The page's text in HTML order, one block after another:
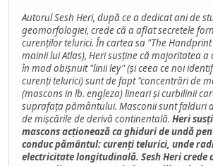
Autorul Sesh Heri, după ce a dedicat ani de
geomorfologiei, crede că a aflat secretele
curenților telurici. În cartea sa "The
mainii lui Atlas), Heri susține că majoritatea a
în mod obișnuit "linii ley" (și ceea ce noi
curenți telurici) sunt de fapt "concentrări de
(mascons in lb. engleza) lineari și curbilinii
suprafața pământului. Masconii sunt falduri
de mișcările de derivă continentală. Heri
mascons acționează ca ghiduri de undă
conduc pământul: curenți telurici, unde
electricitate longitudinală. Sesh Heri crede